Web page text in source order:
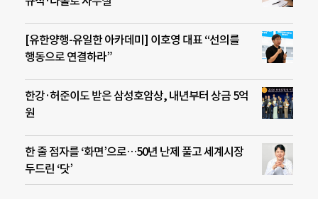
[유한양행-유일한 아카데미] 이호영 대표 “선의를
행동으로 연결하라”
한강·허준이도 받은 삼성호암상, 내년부터 상금 5억
원
한 줄 점자를 ‘화면’으로…50년 난제 풀고 세계시장
두드린 ‘닷’